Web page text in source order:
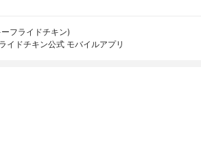
フライドチキン)
イドチキン公式 モバイルアプリ